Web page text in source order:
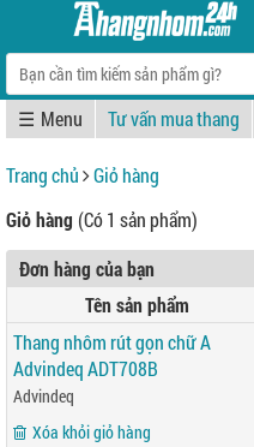
☰ Tư vấn mua thang
Trang chủ
Giỏ hàng
Giỏ hàng (Có 1 sản phẩm)
Đơn hàng của bạn
Tên sản phẩm
Thang nhôm rút gọn chữ A
Advindeq ADT708B
Advindeq
Xóa khỏi giỏ hàng